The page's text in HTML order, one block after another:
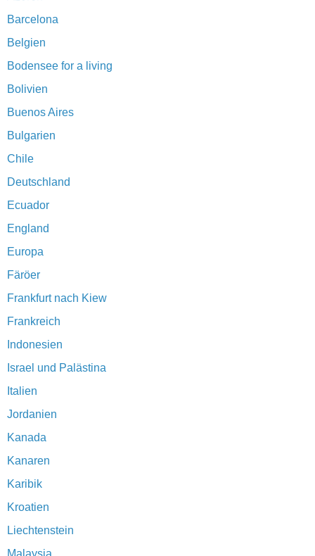
Barcelona
Belgien
Bodensee for a living
Bolivien
Buenos Aires
Bulgarien
Chile
Deutschland
Ecuador
England
Europa
Färöer
Frankfurt nach Kiew
Frankreich
Indonesien
Israel und Palästina
Italien
Jordanien
Kanada
Kanaren
Karibik
Kroatien
Liechtenstein
Malaysia